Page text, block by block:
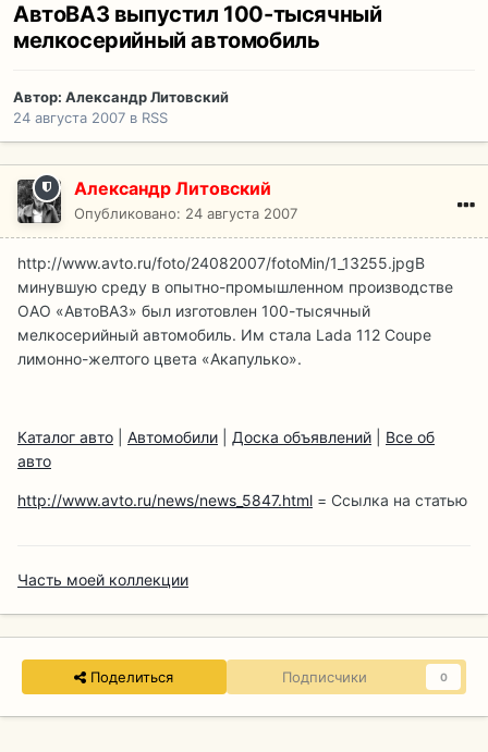
АвтоВАЗ выпустил 100-тысячный
мелкосерийный автомобиль
Автор: Александр Литовский
24 августа 2007 в RSS
Александр Литовский
Опубликовано: 24 августа 2007
http://www.avto.ru/foto/24082007/fotoMin/1_13255.jpgВ
минувшую среду в опытно-промышленном производстве
ОАО «АвтоВАЗ» был изготовлен 100-тысячный
мелкосерийный автомобиль. Им стала Lada 112 Coupe
лимонно-желтого цвета «Акапулько».
Каталог авто Автомобили Доска объявлений
Все об
авто
http://www.avto.ru/news/news_5847.html = Ссылка на статью
Часть моей коллекции
Поделиться Подписчики 0